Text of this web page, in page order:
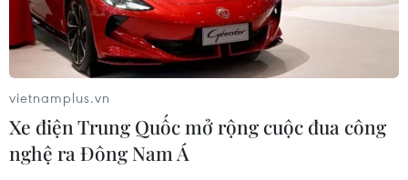
định, bị phạt đến 2 triệu đồng?
08/08/2026 04:16
Bảo đảm quốc phòng, an ninh quốc
gia song không cản trở hoạt động
dân sự
vietnamplus.vn
Xe điện Trung Quốc mở rộng cuộc đua công
nghệ ra Đông Nam Á